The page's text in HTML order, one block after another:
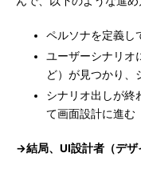
ペルソナを定義し
ユーザーシナリオ
ど）が見つかり、
シナリオ出しが終
て画面設計に進む
→結局、UI設計者（デザ